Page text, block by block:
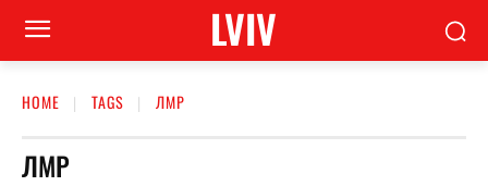
LVIV
HOME TAGS ЛМР
ЛМР